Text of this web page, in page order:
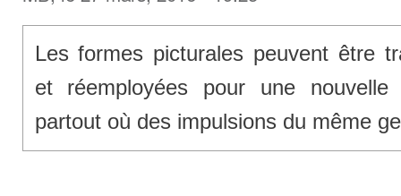
Les formes picturales peuvent être
et réemployées pour une
partout où des impulsions du même